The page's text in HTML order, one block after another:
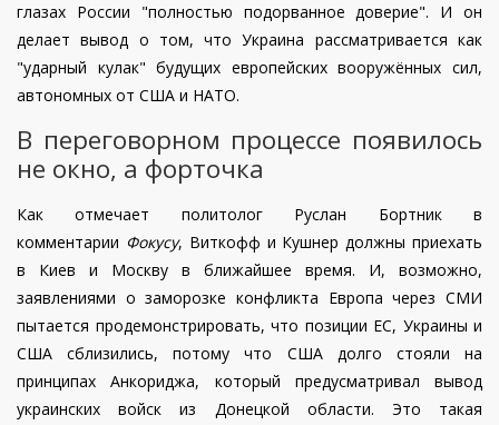
глазах России "полностью подорванное доверие". И он
делает вывод о том, что Украина рассматривается как
"ударный кулак" будущих европейских вооружённых сил,
автономных от США и НАТО.
В переговорном процессе появилось
не окно, а форточка
Как отмечает политолог Руслан Бортник в
комментарии Фокусу, Виткофф и Кушнер должны приехать
в Киев и Москву в ближайшее время. И, возможно,
заявлениями о заморозке конфликта Европа через СМИ
пытается продемонстрировать, что позиции ЕС, Украины и
США сблизились, потому что США долго стояли на
принципах Анкориджа, который предусматривал вывод
украинских войск из Донецкой области. Это такая